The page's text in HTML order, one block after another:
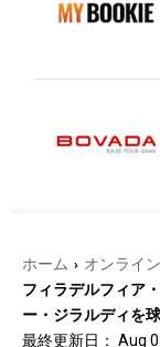
ホーム › オンライ
フィラデルフィア
ー・ジラルディを
最終更新日： Aug